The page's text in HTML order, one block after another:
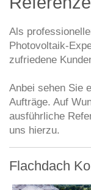
Als
Photovoltaik-
zufriedene
Anbei sehen Sie
Aufträge. Auf
ausführliche
uns hierzu.
Flachdach